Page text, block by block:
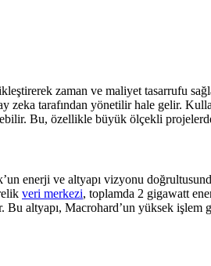
zaman ve maliyet tasarrufu
zeka tarafından yönetilir hale gelir.
Bu, özellikle büyük ölçekli projelerde
enerji ve altyapı vizyonu
veri merkezi, toplamda 2 gigawatt
altyapı, Macrohard’un yüksek